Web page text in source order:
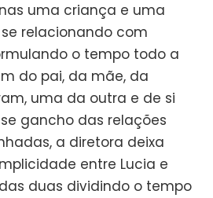
uma criança e uma
relacionando com
o tempo todo a
do pai, da mãe, da
uma da outra e de si
gancho das relações
a diretora deixa
entre Lucia e
duas dividindo o tempo